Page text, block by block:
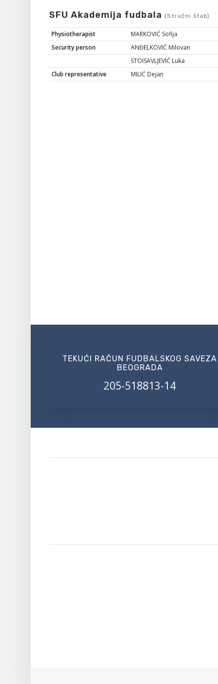
SFU Akademija fudbala (Stručni štab)
Physiotherapist
MARKOVIĆ Sofija
Security person
ANĐELKOVIĆ Milovan
STOISAVLJEVIĆ Luka
Club representative
MILIĆ Dejan
TEKUĆI RAČUN FUDBALSKOG SAVEZA
BEOGRADA
205-518813-14